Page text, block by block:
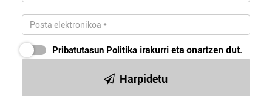
Pribatutasun Politika irakurri eta onartzen dut.
Harpidetu